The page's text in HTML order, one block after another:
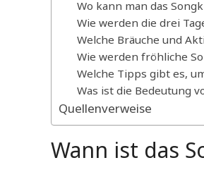
Wo kann man das
Wie werden die drei
Welche Bräuche und
Wie werden fröhliche
Welche Tipps gibt es,
Was ist die Bedeutung
Quellenverweise
Wann ist das